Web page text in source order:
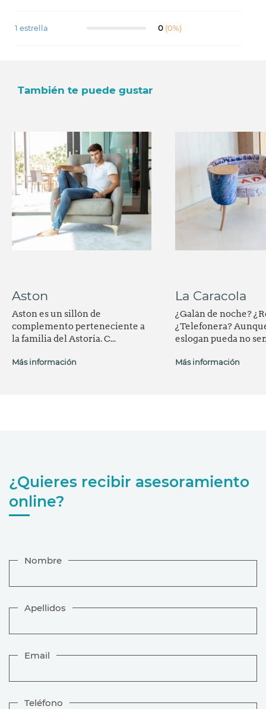
1 estrella 0 (0%)
También te puede gustar
Aston
Aston es un sillón de
complemento perteneciente a
la familia del Astoria. C...
Más información
La Caracola
¿Galán de noche?
¿Telefonera?
eslogan pueda no
Más información
¿Quieres recibir asesoramiento
online?
Nombre
Apellidos
Email
Teléfono